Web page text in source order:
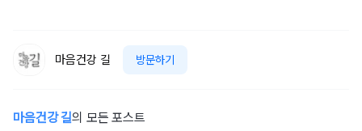
마음건강 길 방문하기
마음건강 길의 모든 포스트